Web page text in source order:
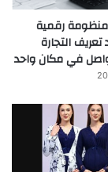
رقمية
التجارة
في مكان واحد